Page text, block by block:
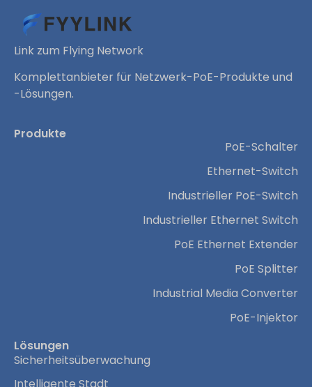
Link zum Flying Network
Komplettanbieter für Netzwerk-PoE-Produkte und
-Lösungen.
Produkte
PoE-Schalter
Ethernet-Switch
Industrieller PoE-Switch
Industrieller Ethernet Switch
PoE Ethernet Extender
PoE Splitter
Industrial Media Converter
PoE-Injektor
Lösungen
Sicherheitsüberwachung
Intelligente Stadt